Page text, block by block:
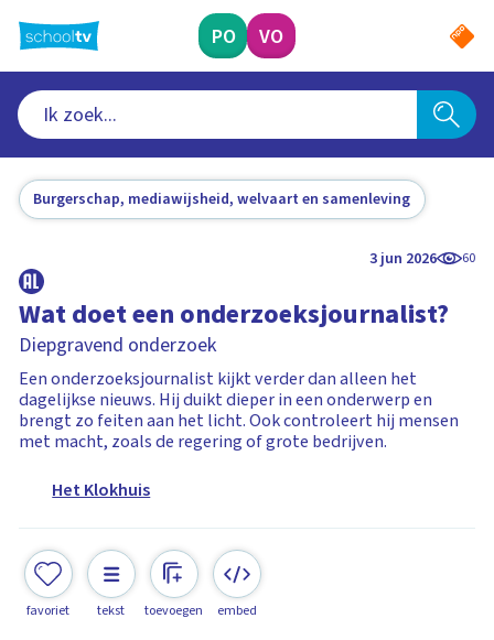
naar
hoofdinhoud
PO VO
Burgerschap, mediawijsheid, welvaart en samenleving
3 jun 2026 60
Wat doet een onderzoeksjournalist?
Diepgravend onderzoek
Een onderzoeksjournalist kijkt verder dan alleen het
dagelijkse nieuws. Hij duikt dieper in een onderwerp en
brengt zo feiten aan het licht. Ook controleert hij mensen
met macht, zoals de regering of grote bedrijven.
Het Klokhuis
favoriet tekst toevoegen embed